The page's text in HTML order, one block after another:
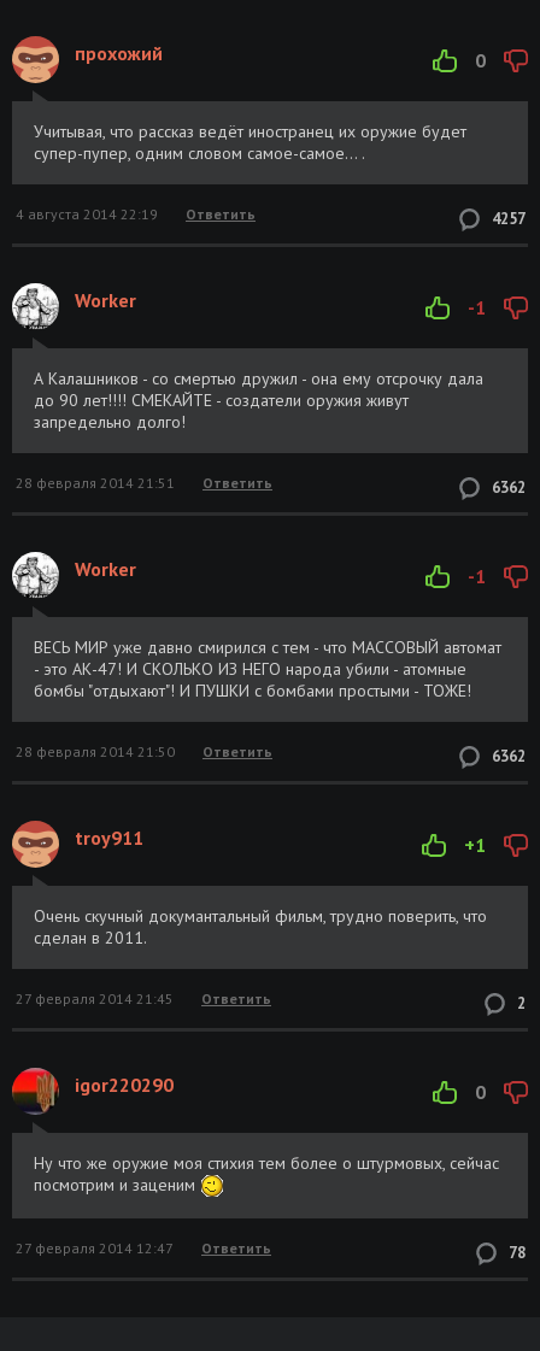
0
прохожий
Учитывая, что рассказ ведёт иностранец их оружие будет
супер-пупер, одним словом самое-самое... .
4257
4 августа 2014 22:19 Ответить
-1
Worker
А Калашников - со смертью дружил - она ему отсрочку дала
до 90 лет!!!! СМЕКАЙТЕ - создатели оружия живут
запредельно долго!
6362
28 февраля 2014 21:51 Ответить
-1
Worker
ВЕСЬ МИР уже давно смирился с тем - что МАССОВЫЙ автомат
- это АК-47! И СКОЛЬКО ИЗ НЕГО народа убили - атомные
бомбы "отдыхают"! И ПУШКИ с бомбами простыми - ТОЖЕ!
6362
28 февраля 2014 21:50 Ответить
+1
troy911
Очень скучный докумантальный фильм, трудно поверить, что
сделан в 2011.
2
27 февраля 2014 21:45 Ответить
0
igor220290
Ну что же оружие моя стихия тем более о штурмовых, сейчас
посмотрим и заценим
78
27 февраля 2014 12:47 Ответить